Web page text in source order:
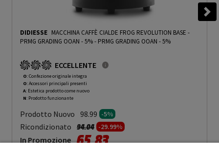
DIDIESSE MACCHINA CAFFÈ CIALDE FROG REVOLUTION BASE -
PRMG GRADING OOAN - 5%- PRMG GRADING OOAN - 5%
ECCELLENTE
O: Confezione originale integra
O: Accessori principali presenti
A: Estetica prodotto come nuovo
N: Prodotto funzionante
Prodotto Nuovo 98.99 -5%
Ricondizionato Prezzo ridotto da
94.04a-29.99%
In Promozione 65.83